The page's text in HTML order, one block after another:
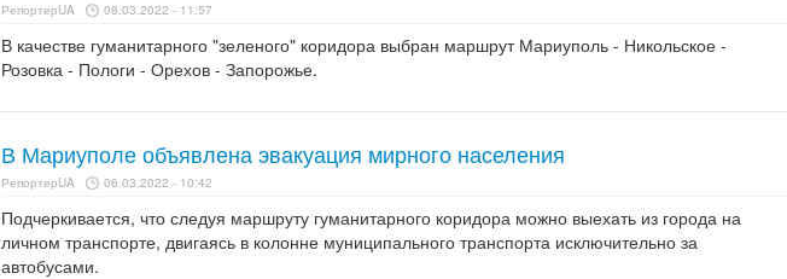
РепортерUA 08.03.2022 - 11:57
В качестве гуманитарного "зеленого" коридора выбран маршрут Мариуполь - Никольское -
Розовка - Пологи - Орехов - Запорожье.
В Мариуполе объявлена эвакуация мирного населения
РепортерUA 06.03.2022 - 10:42
Подчеркивается, что следуя маршруту гуманитарного коридора можно выехать из города на
личном транспорте, двигаясь в колонне муниципального транспорта исключительно за
автобусами.